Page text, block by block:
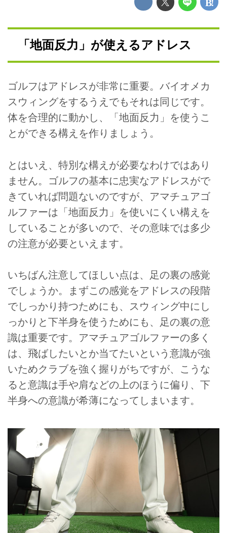
「地面反力」が使えるアドレス
ゴルフはアドレスが非常に重要。バイオメカ
スウィングをするうえでもそれは同じです。
体を合理的に動かし、「地面反力」を使うこ
とができる構えを作りましょう。
とはいえ、特別な構えが必要なわけではあり
ません。ゴルフの基本に忠実なアドレスがで
きていれば問題ないのですが、アマチュアゴ
ルファーは「地面反力」を使いにくい構えを
していることが多いので、その意味では多少
の注意が必要といえます。
いちばん注意してほしい点は、足の裏の感覚
でしょうか。まずこの感覚をアドレスの段階
でしっかり持つためにも、スウィング中にし
っかりと下半身を使うためにも、足の裏の意
識は重要です。アマチュアゴルファーの多く
は、飛ばしたいとか当てたいという意識が強
いためクラブを強く握りがちですが、こうな
ると意識は手や肩などの上のほうに偏り、下
半身への意識が希薄になってしまいます。